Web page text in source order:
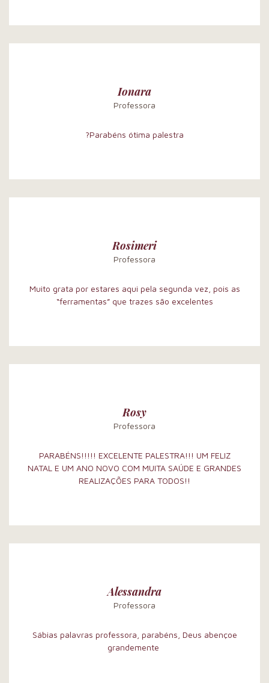
Ionara
Professora
?Parabéns ótima palestra
Rosimeri
Professora
Muito grata por estares aqui pela segunda vez, pois as
“ferramentas” que trazes são excelentes
Rosy
Professora
PARABÉNS!!!!! EXCELENTE PALESTRA!!! UM FELIZ
NATAL E UM ANO NOVO COM MUITA SAÚDE E GRANDES
REALIZAÇÕES PARA TODOS!!
Alessandra
Professora
Sábias palavras professora, parabéns, Deus abençoe
grandemente